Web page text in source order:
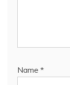
Name *